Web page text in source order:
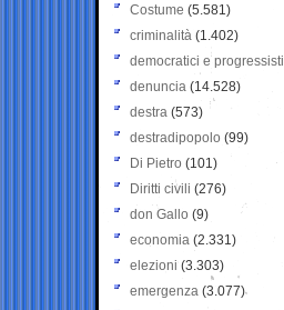
Costume (5.581)
criminalità (1.402)
democratici e progressisti
denuncia (14.528)
destra (573)
destradipopolo (99)
Di Pietro (101)
Diritti civili (276)
don Gallo (9)
economia (2.331)
elezioni (3.303)
emergenza (3.077)